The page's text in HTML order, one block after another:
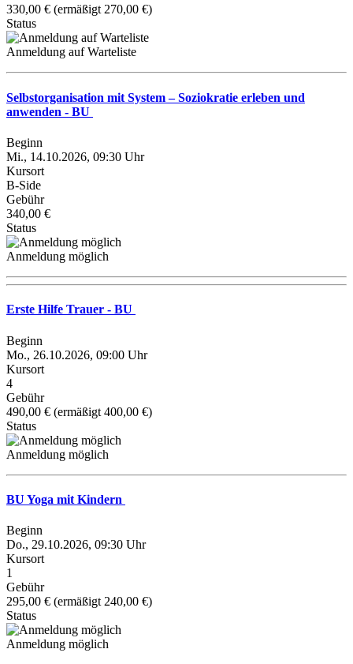
330,00 € (ermäßigt 270,00 €)
Status
Anmeldung auf Warteliste
Selbstorganisation mit System – Soziokratie erleben und
anwenden - BU
Beginn
Mi., 14.10.2026, 09:30 Uhr
Kursort
B-Side
Gebühr
340,00 €
Status
Anmeldung möglich
Erste Hilfe Trauer - BU
Beginn
Mo., 26.10.2026, 09:00 Uhr
Kursort
4
Gebühr
490,00 € (ermäßigt 400,00 €)
Status
Anmeldung möglich
BU Yoga mit Kindern
Beginn
Do., 29.10.2026, 09:30 Uhr
Kursort
1
Gebühr
295,00 € (ermäßigt 240,00 €)
Status
Anmeldung möglich